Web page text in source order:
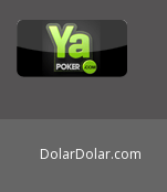
DolarDolar.com